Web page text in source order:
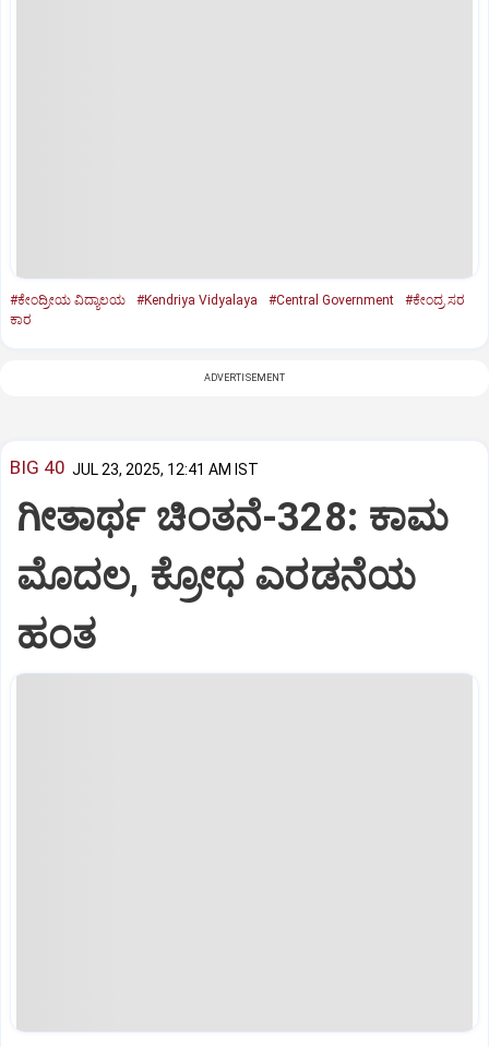
#ಕೇಂದ್ರೀಯ ವಿದ್ಯಾಲಯ #Kendriya Vidyalaya #Central Government
#ಕೇಂದ್ರ ಸರ
ಕಾರ
ADVERTISEMENT
BIG 40 JUL 23, 2025, 12:41 AM IST
ಗೀತಾರ್ಥ ಚಿಂತನೆ-328: ಕಾಮ
ಮೊದಲ, ಕ್ರೋಧ ಎರಡನೆಯ
ಹಂತ